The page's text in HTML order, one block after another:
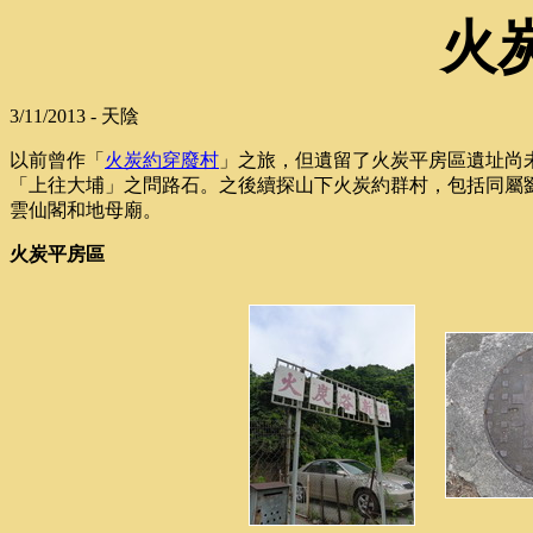
火
3/11/2013 - 天陰
以前曾作「 火炭約穿廢村 」之旅，但遺留了火炭平房區遺址
「上往大埔」之問路石。之後續探山下火炭約群村，包括同
雲仙閣和地母廟。
火炭平房區